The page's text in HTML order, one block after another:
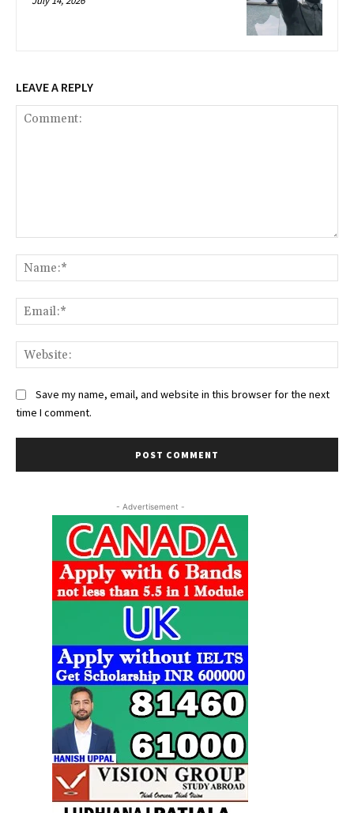
LEAVE A REPLY
Save my name, email, and website in this browser for the next
time I comment.
- Advertisement -